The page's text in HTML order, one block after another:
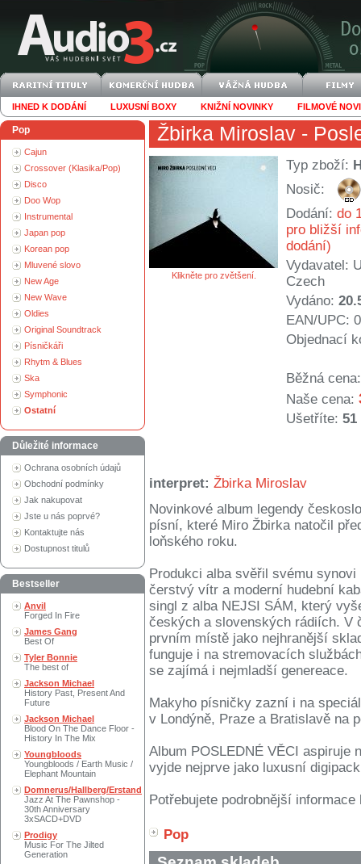
IHNED K DODÁNÍ LUXUSNÍ BOXY KNIŽNÍ NOVINKY FILMOVÉ
Pop
Cajun
Crossover (Klasika/Pop)
Disco
Doo Wop
Instrumental
Japan pop
Korean pop
Mluvené slovo
New Age
New Wave
Oldies
Original Soundtrack
Písničkáři
Rhytm & Blues
Ska
Symphonic
Ostatní
Důležité informace
Ochrana osobních údajů
Obchodní podmínky
Jak nakupovat
Jste u nás poprvé?
Kontaktujte nás
Dostupnost titulů
Bestseller
Anvil
Forged In Fire
James Gang
Best Of
Tyler Bonnie
The best of
Jackson Michael
History Past, Present And
Future
Jackson Michael
Blood On The Dance Floor -
History In The Mix
Youngbloods
Youngbloods / Earth Music /
Elephant Mountain
Domnerus/Hallberg/Erstand
Jazz At The Pawnshop -
30th Anniversary
3xSACD+DVD
Prodigy
Music For The Jilted
Generation
Žbirka Miroslav -
Klikněte pro zvětšení.
Typ zboží:
Nosič:
Dodání: do
pro bližší
dodání)
Vydavatel:
Czech
Vydáno:
EAN/UPC:
Objednací
Běžná cena:
Naše cena:
Ušetříte: 51
interpret: Žbirka Miroslav
Novinkové album legendy
písní, které Miro Žbirka natočil
loňského roku.
Produkci alba svěřil svému
čerstvý vítr a moderní hudební
singl z alba NEJSI SÁM, který
českých a slovenských rádiích. V
prvním místě jako nejhranější
funguje i na stremovacích
se zajímá i nejmladší genereace.
Makyho písničky zazní i na
v Londýně, Praze a Bratislavě na
Album POSLEDNÉ VĚCI aspiruje
vyjde nejprve jako luxusní
Potřebujete podrobnější
Pop